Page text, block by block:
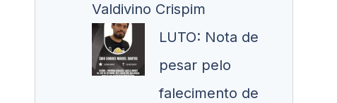
Valdivino Crispim
LUTO: Nota de
pesar pelo
falecimento de